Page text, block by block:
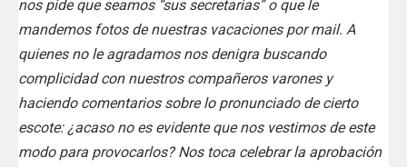
nos pide que seamos “sus secretarias” o que le
mandemos fotos de nuestras vacaciones por mail. A
quienes no le agradamos nos denigra buscando
complicidad con nuestros compañeros varones y
haciendo comentarios sobre lo pronunciado de cierto
escote: ¿acaso no es evidente que nos vestimos de este
modo para provocarlos? Nos toca celebrar la aprobación